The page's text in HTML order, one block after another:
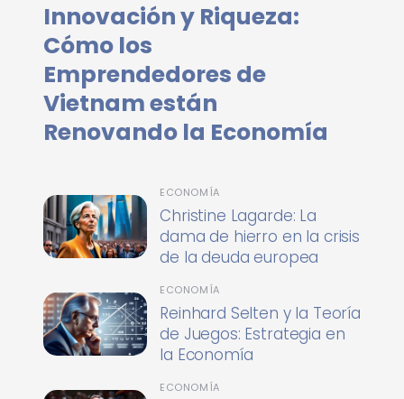
Innovación y Riqueza:
Cómo los
Emprendedores de
Vietnam están
Renovando la Economía
ECONOMÍA
Christine Lagarde: La
dama de hierro en la crisis
de la deuda europea
ECONOMÍA
Reinhard Selten y la Teoría
de Juegos: Estrategia en
la Economía
ECONOMÍA